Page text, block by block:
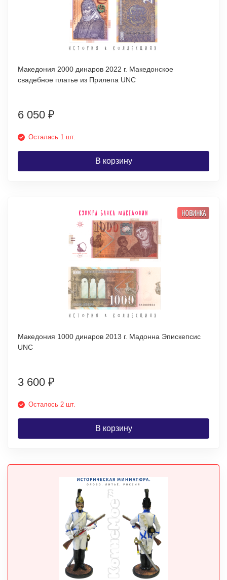
Македония 2000 динаров 2022 г. Македонское
свадебное платье из Прилепа UNC
6 050 ₽
Осталась 1 шт.
В корзину
НОВИНКА
Македония 1000 динаров 2013 г. Мадонна Эпискепсис
UNC
3 600 ₽
Осталось 2 шт.
В корзину